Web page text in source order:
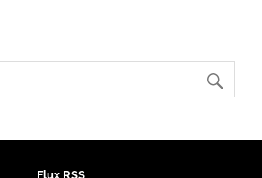
Flux RSS